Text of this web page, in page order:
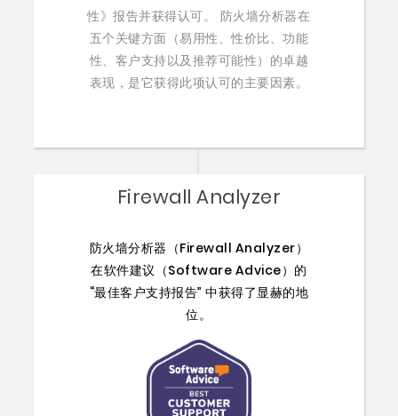
性》报告并获得认可。 防火墙分析器在
五个关键方面（易用性、性价比、功能
性、客户支持以及推荐可能性）的卓越
表现，是它获得此项认可的主要因素。
Firewall Analyzer
防火墙分析器（Firewall Analyzer）
在软件建议（Software Advice）的
“最佳客户支持报告” 中获得了显赫的地
位。